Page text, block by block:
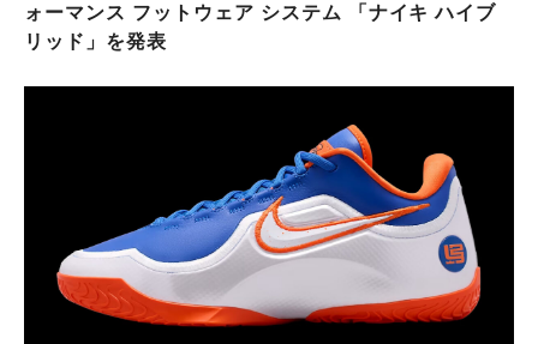
ォーマンス フットウェア システム 「ナイキ ハイブ
リッド」を発表